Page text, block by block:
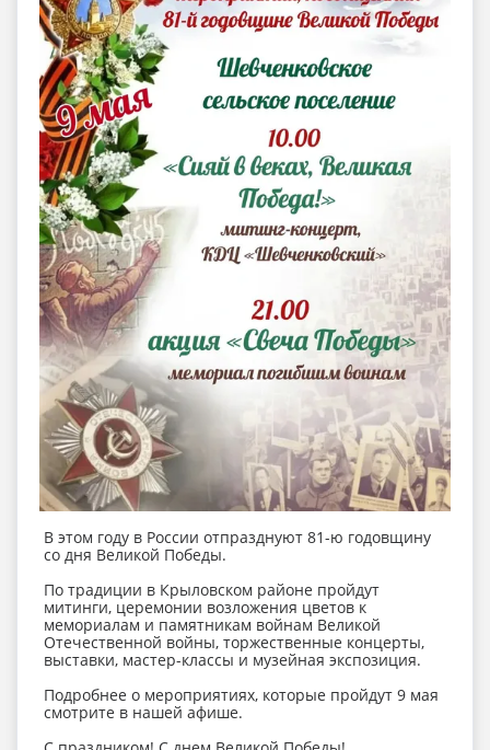
В этом году в России отпразднуют 81-ю годовщину
со дня Великой Победы.
По традиции в Крыловском районе пройдут
митинги, церемонии возложения цветов к
мемориалам и памятникам войнам Великой
Отечественной войны, торжественные концерты,
выставки, мастер-классы и музейная экспозиция.
Подробнее о мероприятиях, которые пройдут 9 мая
смотрите в нашей афише.